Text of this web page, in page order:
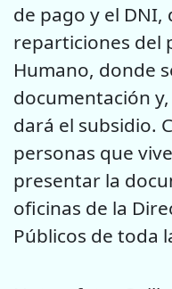
de pago y el DNI,
reparticiones del
Humano, donde
documentación
dará el subsidio.
personas que
presentar la
oficinas de la
Públicos de toda